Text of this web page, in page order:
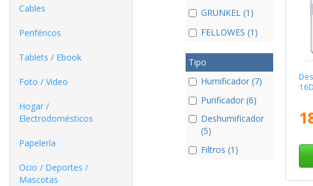
Cables
Periféricos
Tablets / Ebook
Foto / Video
Hogar /
Electrodomésticos
Papelería
Ocio / Deportes /
Mascotas
GRUNKEL (1)
FELLOWES (1)
Tipo
Humificador (7)
Purificador (6)
Deshumificador
(5)
Filtros (1)